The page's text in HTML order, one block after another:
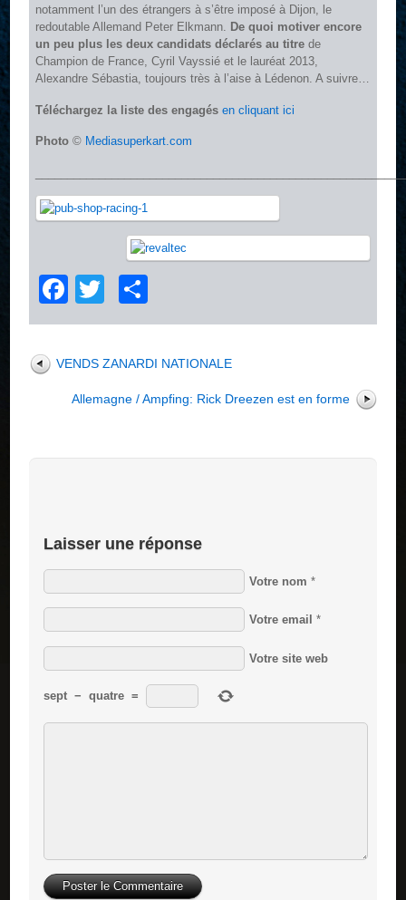
notamment l’un des étrangers à s’être imposé à Dijon, le
redoutable Allemand Peter Elkmann.
De quoi motiver encore
un peu plus les deux candidats déclarés au titre de
Champion de France, Cyril Vayssié et le lauréat 2013,
Alexandre Sébastia, toujours très à l’aise à Lédenon. A suivre…
Téléchargez la liste des engagés en cliquant ici
Photo © Mediasuperkart.com
Facebook
Twitter
VENDS ZANARDI NATIONALE
Allemagne / Ampfing: Rick Dreezen est en forme
Laisser une réponse
Votre nom *
Votre email *
Votre site web
sept − quatre =